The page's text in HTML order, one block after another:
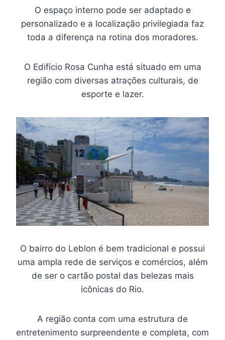
O espaço interno pode ser adaptado e
personalizado e a localização privilegiada faz
toda a diferença na rotina dos moradores.
O Edifício Rosa Cunha está situado em uma
região com diversas atrações culturais, de
esporte e lazer.
O bairro do Leblon é bem tradicional e possui
uma ampla rede de serviços e comércios, além
de ser o cartão postal das belezas mais
icônicas do Rio.
A região conta com uma estrutura de
entretenimento surpreendente e completa, com